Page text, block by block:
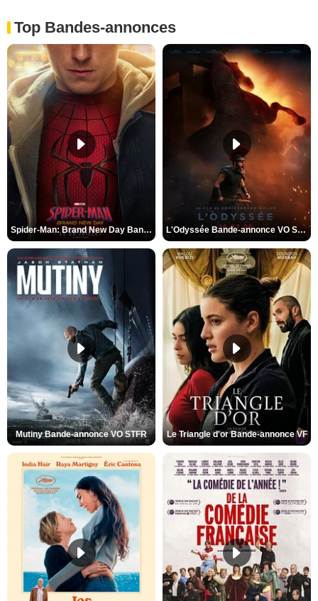
Top Bandes-annonces
Spider-Man: Brand New Day Bande-annonce VO STFR L'Odyssée Bande-annonce VO STFR
Mutiny Bande-annonce VO STFR Le Triangle d'or Bande-annonce VF